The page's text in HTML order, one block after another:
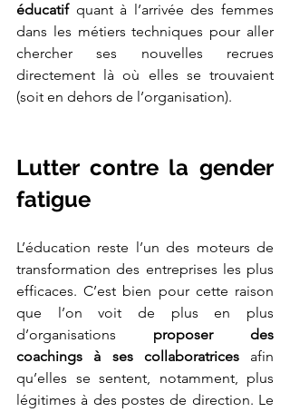
éducatif quant à l’arrivée des femmes
dans les métiers techniques pour aller
chercher ses nouvelles recrues
directement là où elles se trouvaient
(soit en dehors de l’organisation).
Lutter contre la gender
fatigue
L’éducation reste l’un des moteurs de
transformation des entreprises les plus
efficaces. C’est bien pour cette raison
que l’on voit de plus en plus
d’organisations proposer des
coachings à ses collaboratrices afin
qu’elles se sentent, notamment, plus
légitimes à des postes de direction. Le